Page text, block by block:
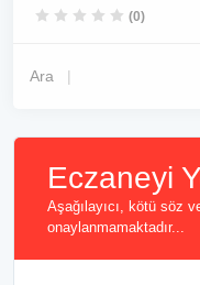
(0)
Ara
Eczaneyi
Aşağılayıcı, kötü söz
onaylanmamaktadır...